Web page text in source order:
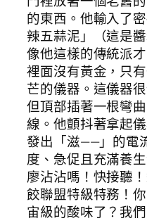
的東西。他輸入了
辣五蒜泥」（這是
像他這樣的傳統派
裡面沒有黃金，只
芒的儀器。這儀器
但頂部插著一根彎
線。他顫抖著拿起
發出「滋——」的電
度、急促且充滿養
廖沾沾嗎！快接聽
餃聯盟特級特務！
宙級的酸味了？我